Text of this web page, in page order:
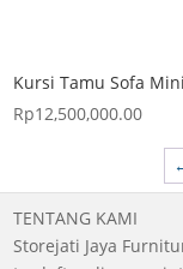
Kursi Tamu Sofa
Rp12,500,000.00
TENTANG KAMI
Storejati Jaya